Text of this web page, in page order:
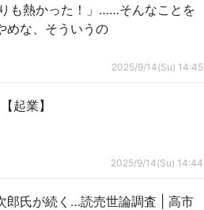
も熱かった！」……そんなことを
めな、そういうの
2025/9/14(Su) 14:45
起業】
2025/9/14(Su) 14:44
が続く…読売世論調査 | 高市